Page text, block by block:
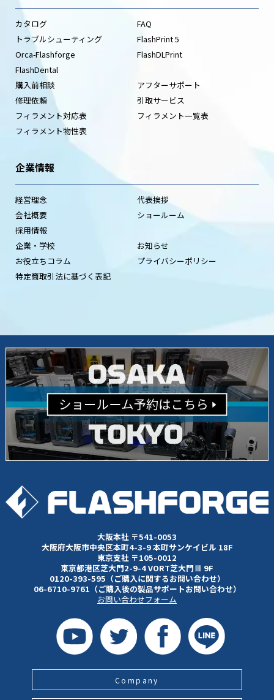
カタログ
FAQ
トラブルシューティング
FlashPrint 5
Orca-Flashforge
FlashDLPrint
FlashDental
購入前相談
アフターサポート
修理依頼
引取サービス
フィラメント対応表
フィラメント一覧表
フィラメント物性表
企業情報
経営理念
代表挨拶
会社概要
ショールーム
採用情報
企業・学校
お知らせ
お役立ちコラム
プライバシーポリシー
特定商取引法に基づく表記
大阪本社 〒541-0053
大阪府大阪市中央区本町4-3-9 本町サンケイビル 18F
東京支社 〒105-0012
東京都港区芝大門2-9-4 VORT芝大門Ⅲ 9F
0120-393-595（ご購入に関するお問い合わせ）
06-6710-9761（ご購入後の製品サポートお問い合わせ）
お問い合わせフォーム
Company